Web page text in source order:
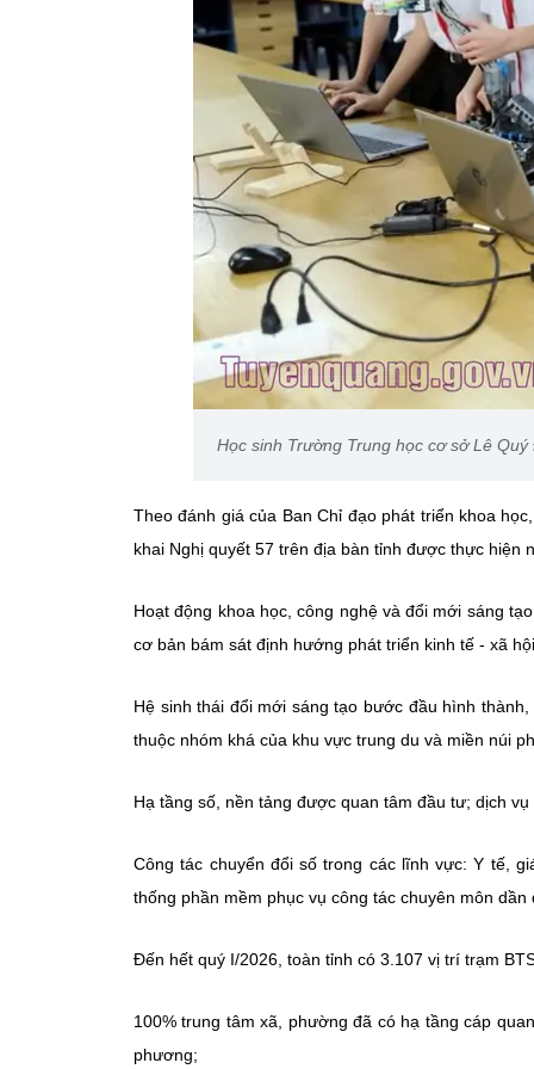
Học sinh Trường Trung học cơ sở Lê
Theo đánh giá của Ban Chỉ đạo phát triển khoa
khai Nghị quyết 57 trên địa bàn tỉnh được thực hiện
Hoạt động khoa học, công nghệ và đổi mới sáng
cơ bản bám sát định hướng phát triển kinh tế - xã
Hệ sinh thái đổi mới sáng tạo bước đầu hình
thuộc nhóm khá của khu vực trung du và miền núi
Hạ tầng số, nền tảng được quan tâm đầu tư; dịch
Công tác chuyển đổi số trong các lĩnh vực: Y tế,
thống phần mềm phục vụ công tác chuyên môn
Đến hết quý I/2026, toàn tỉnh có 3.107 vị trí trạm
100% trung tâm xã, phường đã có hạ tầng cáp
phương;